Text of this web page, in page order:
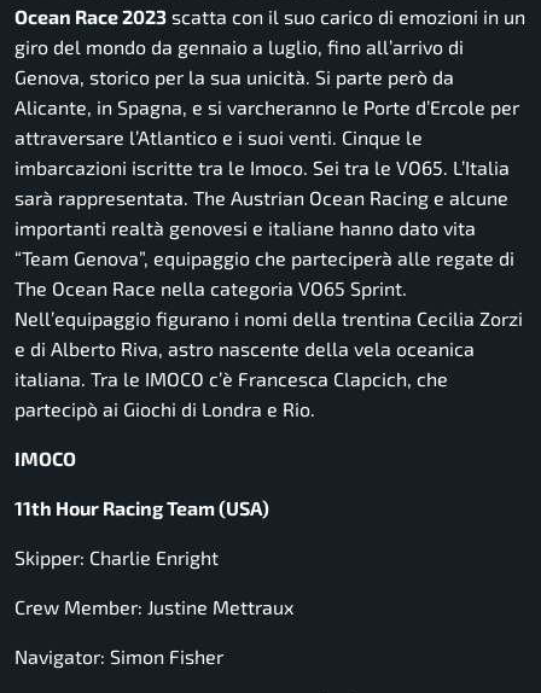
Ocean Race 2023 scatta con il suo carico di emozioni in un
giro del mondo da gennaio a luglio, fino all’arrivo di
Genova, storico per la sua unicità. Si parte però da
Alicante, in Spagna, e si varcheranno le Porte d’Ercole per
attraversare l’Atlantico e i suoi venti. Cinque le
imbarcazioni iscritte tra le Imoco. Sei tra le VO65. L’Italia
sarà rappresentata. The Austrian Ocean Racing e alcune
importanti realtà genovesi e italiane hanno dato vita
“Team Genova”, equipaggio che parteciperà alle regate di
The Ocean Race nella categoria VO65 Sprint.
Nell’equipaggio figurano i nomi della trentina Cecilia Zorzi
e di Alberto Riva, astro nascente della vela oceanica
italiana. Tra le IMOCO c’è Francesca Clapcich, che
partecipò ai Giochi di Londra e Rio.
IMOCO
11th Hour Racing Team (USA)
Skipper: Charlie Enright
Crew Member: Justine Mettraux
Navigator: Simon Fisher